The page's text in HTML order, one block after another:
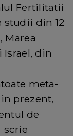
Fertilitatii
studii din 12
Marea
Israel, din
meta-
prezent,
de
scrie